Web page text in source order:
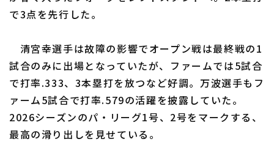
利用規約 プライバシーポリシー
で3点を先行した。
清宮幸選手は故障の影響でオープン戦は最終戦の1
試合のみに出場となっていたが、ファームでは5試合
で打率.333、3本塁打を放つなど好調。万波選手もフ
ァーム5試合で打率.579の活躍を披露していた。
2026シーズンのパ・リーグ1号、2号をマークする、
最高の滑り出しを見せている。